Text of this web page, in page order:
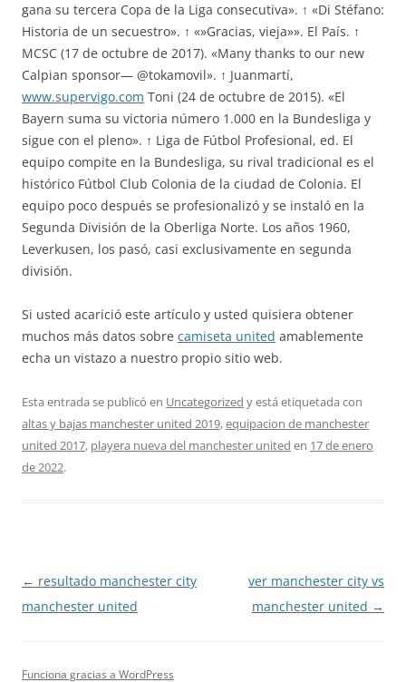
gana su tercera Copa de la Liga consecutiva». ↑ «Di Stéfano:
Historia de un secuestro». ↑ «»Gracias, vieja»». El País. ↑
MCSC (17 de octubre de 2017). «Many thanks to our new
Calpian sponsor— @tokamovil». ↑ Juanmartí,
www.supervigo.com Toni (24 de octubre de 2015). «El
Bayern suma su victoria número 1.000 en la Bundesliga y
sigue con el pleno». ↑ Liga de Fútbol Profesional, ed. El
equipo compite en la Bundesliga, su rival tradicional es el
histórico Fútbol Club Colonia de la ciudad de Colonia. El
equipo poco después se profesionalizó y se instaló en la
Segunda División de la Oberliga Norte. Los años 1960,
Leverkusen, los pasó, casi exclusivamente en segunda
división.
Si usted acarició este artículo y usted quisiera obtener
muchos más datos sobre camiseta united amablemente
echa un vistazo a nuestro propio sitio web.
Esta entrada se publicó en Uncategorized y está etiquetada con
altas y bajas manchester united 2019,equipacion de manchester
united 2017, playera nueva del manchester united en 17 de enero
de 2022.
Navegación
de
← resultado manchester city
manchester united
ver manchester city vs
manchester united →
Funciona gracias a WordPress